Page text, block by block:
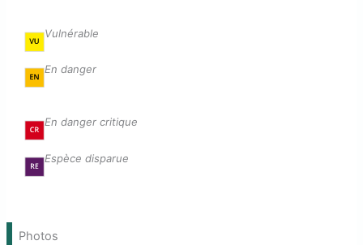
Vulnérable
En danger
En danger critique
Espèce disparue
Photos